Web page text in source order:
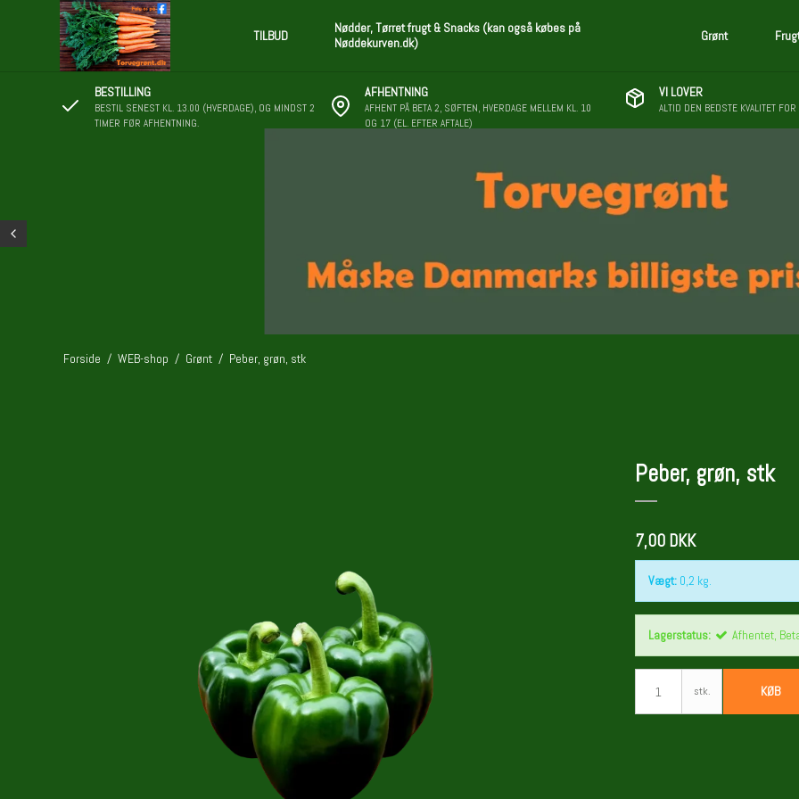
TILBUD
Nødder, Tørret frugt & Snacks (kan også købes på
Nøddekurven.dk)
Grønt
BESTILLING
BESTIL SENEST KL. 13.00 (HVERDAGE), OG MINDST 2
TIMER FØR AFHENTNING.
AFHENTNING
AFHENT PÅ BETA 2, SØFTEN, HVERDAGE MELLEM KL. 10
OG 17 (EL. EFTER AFTALE)
VI LOVER
ALTID DEN BEDSTE KVALITET
Forside / WEB-shop / Grønt / Peber, grøn, stk
Peber, grøn, stk
7,00 DKK
Vægt: 0,2 kg.
Lagerstatus: Afhentet,
stk. KØB